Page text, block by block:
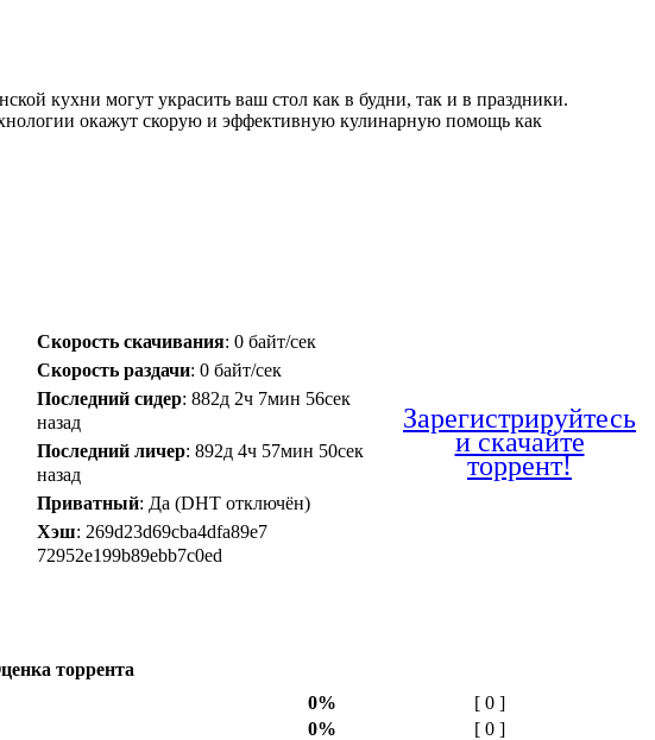
кухни могут украсить ваш стол как в будни, так и в праздники.
окажут скорую и эффективную кулинарную помощь как
Скорость скачивания: 0 байт/сек
Скорость раздачи: 0 байт/сек
Последний сидер: 882д 2ч 7мин 56сек
назад
Последний личер: 892д 4ч 57мин 50сек
назад
Приватный: Да (DHT отключён)
Хэш: 269d23d69cba4dfa89e7
72952e199b89ebb7c0ed
Зарегистрируйтесь
и скачайте
торрент!
торрента
0%
[ 0 ]
0%
[ 0 ]